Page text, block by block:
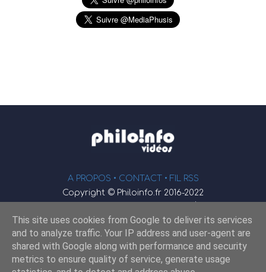
A PROPOS • CONTACT • FIL RSS
Copyright © Philoinfo.fr 2016-2022
φ
Webmaster : JEND
Retrouvez-nous sur
This site uses cookies from Google to deliver its services
and to analyze traffic. Your IP address and user-agent are
shared with Google along with performance and security
metrics to ensure quality of service, generate usage